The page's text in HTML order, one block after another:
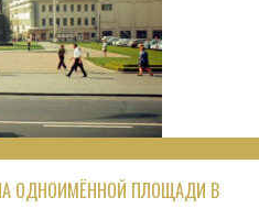
ОДНОИМЁННОЙ ПЛОЩАДИ В